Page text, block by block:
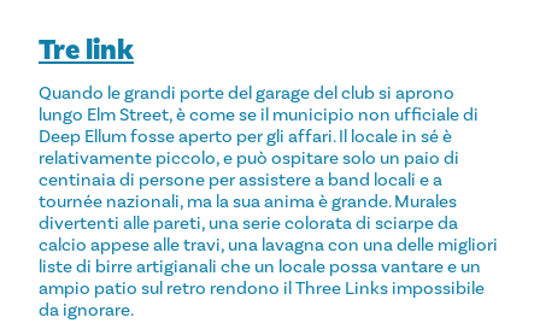
Tre link
Quando le grandi porte del garage del club si aprono
lungo Elm Street, è come se il municipio non ufficiale di
Deep Ellum fosse aperto per gli affari. Il locale in sé è
relativamente piccolo, e può ospitare solo un paio di
centinaia di persone per assistere a band locali e a
tournée nazionali, ma la sua anima è grande. Murales
divertenti alle pareti, una serie colorata di sciarpe da
calcio appese alle travi, una lavagna con una delle migliori
liste di birre artigianali che un locale possa vantare e un
ampio patio sul retro rendono il Three Links impossibile
da ignorare.